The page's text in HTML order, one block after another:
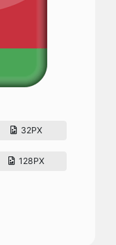
32PX
128PX